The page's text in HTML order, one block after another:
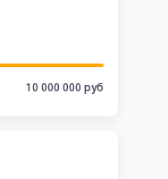
10 000 000 руб